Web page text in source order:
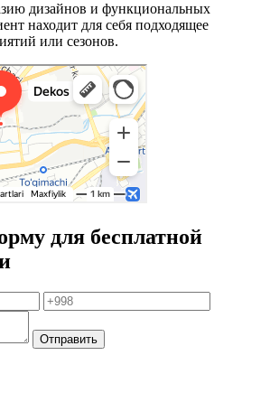
дизайнов и функциональных
находит для себя подходящее
или сезонов.
для бесплатной
Отправить